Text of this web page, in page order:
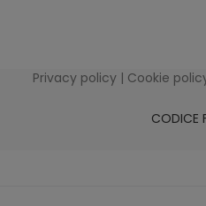
Privacy policy | Cookie
CODICE